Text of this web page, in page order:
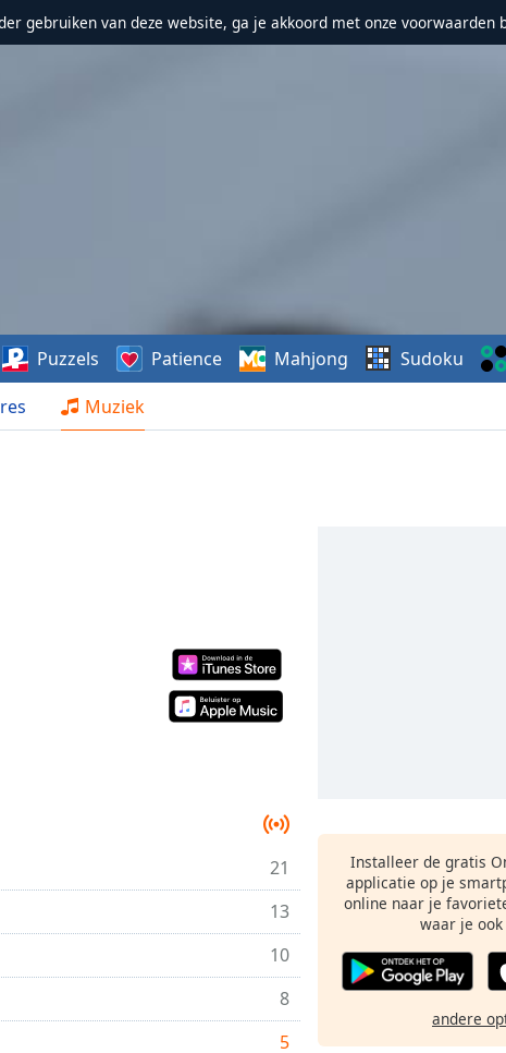
gebruiken van deze website, ga je akkoord met onze voorwaarden
Muziek
Puzzels Patience Mahjong Sudoku
21
13
10
8
5
Installeer de gratis
applicatie op je
online naar je
waar je ook
andere